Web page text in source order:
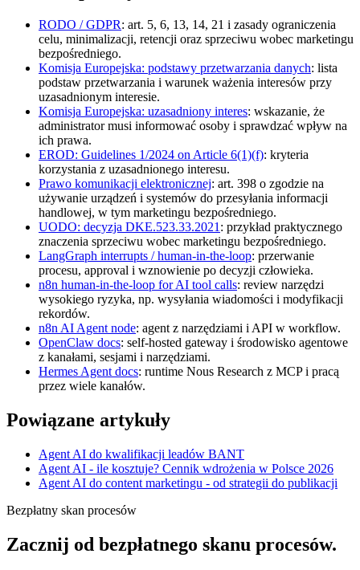
RODO / GDPR: art. 5, 6, 13, 14, 21 i zasady ograniczenia
celu, minimalizacji, retencji oraz sprzeciwu wobec marketingu
bezpośredniego.
Komisja Europejska: podstawy przetwarzania danych: lista
podstaw przetwarzania i warunek ważenia interesów przy
uzasadnionym interesie.
Komisja Europejska: uzasadniony interes: wskazanie, że
administrator musi informować osoby i sprawdzać wpływ na
ich prawa.
EROD: Guidelines 1/2024 on Article 6(1)(f): kryteria
korzystania z uzasadnionego interesu.
Prawo komunikacji elektronicznej: art. 398 o zgodzie na
używanie urządzeń i systemów do przesyłania informacji
handlowej, w tym marketingu bezpośredniego.
UODO: decyzja DKE.523.33.2021 : przykład praktycznego
znaczenia sprzeciwu wobec marketingu bezpośredniego.
LangGraph interrupts / human-in-the-loop: przerwanie
procesu, approval i wznowienie po decyzji człowieka.
n8n human-in-the-loop for AI tool calls: review narzędzi
wysokiego ryzyka, np. wysyłania wiadomości i modyfikacji
rekordów.
n8n AI Agent node: agent z narzędziami i API w workflow.
OpenClaw docs: self-hosted gateway i środowisko agentowe
z kanałami, sesjami i narzędziami.
Hermes Agent docs: runtime Nous Research z MCP i pracą
przez wiele kanałów.
Powiązane artykuły
Agent AI do kwalifikacji leadów BANT
Agent AI - ile kosztuje? Cennik wdrożenia w Polsce 2026
Agent AI do content marketingu - od strategii do publikacji
Bezpłatny skan procesów
Zacznij od bezpłatnego skanu procesów.